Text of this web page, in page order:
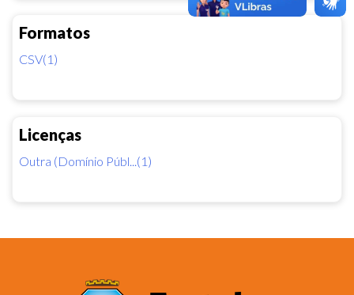
Formatos
CSV(1)
Licenças
Outra (Domínio Públ...(1)